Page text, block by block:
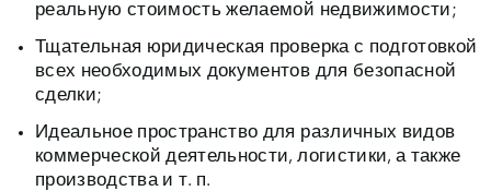
реальную стоимость желаемой недвижимости;
Тщательная юридическая проверка с подготовкой
всех необходимых документов для безопасной
сделки;
Идеальное пространство для различных видов
коммерческой деятельности, логистики, а также
производства и т. п.